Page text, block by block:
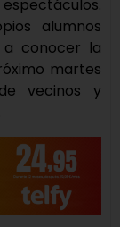
alumnos
conocer la
martes
vecinos y